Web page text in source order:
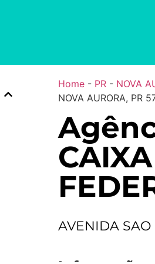
Home- PR- NOVA
NOVA AURORA, PR
AVENIDA